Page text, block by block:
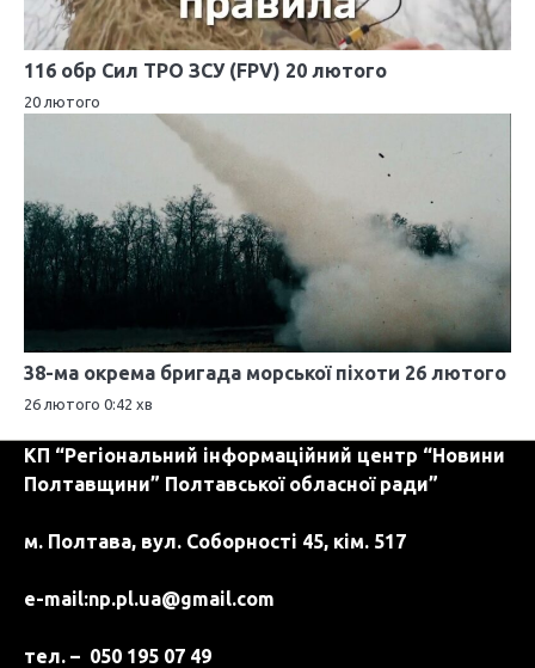
116 обр Сил ТРО ЗСУ (FPV) 20 лютого
20 лютого
38-ма окрема бригада морської піхоти 26 лютого
26 лютого 0:42 хв
КП “Регіональний інформаційний центр “Новини
Полтавщини” Полтавської обласної ради”
м. Полтава, вул. Соборності 45, кім. 517
e-mail:np.pl.ua@gmail.com
тел. – 050 195 07 49